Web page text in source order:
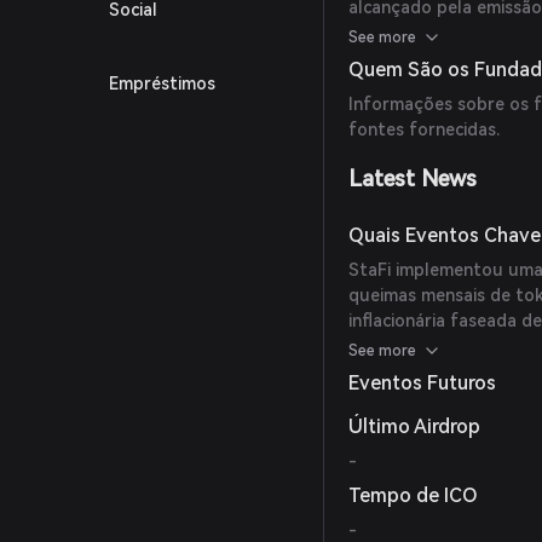
Social
Empréstimos
alcançado pela
ou usados em várias
flexibilidade dos ativos
See more
Quem São os
Informações sobre os
fontes fornecidas.
Latest News
Quais Eventos
StaFi implementou
queimas mensais de
inflacionária faseada
listagem spot
para agosto de 2025.
possível delisting.
See more
Eventos Futuros
Último Airdrop
-
Tempo de ICO
-